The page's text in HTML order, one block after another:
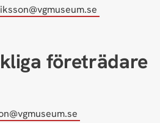
företrädare